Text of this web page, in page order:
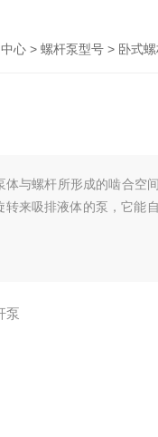
心 > 螺杆泵型号 > 卧式
体与螺杆所形成的啮合空
吸排液体的泵，它能自吸
泵